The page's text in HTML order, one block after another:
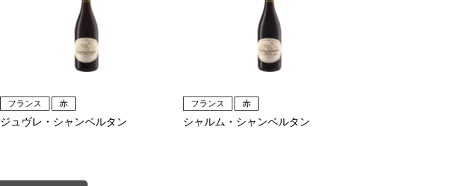
フランス 赤
ジュヴレ・シャンベルタン
フランス 赤
シャルム・シャンベルタン